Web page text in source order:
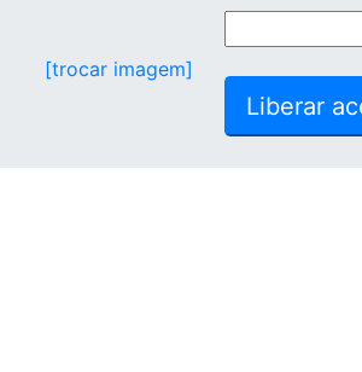
[trocar imagem]